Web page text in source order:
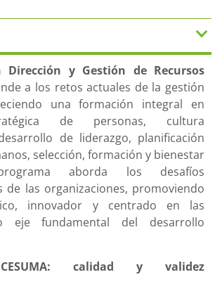
Dirección y Gestión de Recursos
a los retos actuales de la gestión
una formación integral en
de personas, cultura
de liderazgo, planificación
selección, formación y bienestar
aborda los desafíos
de las organizaciones, promoviendo
innovador y centrado en las
eje fundamental del desarrollo
calidad y validez